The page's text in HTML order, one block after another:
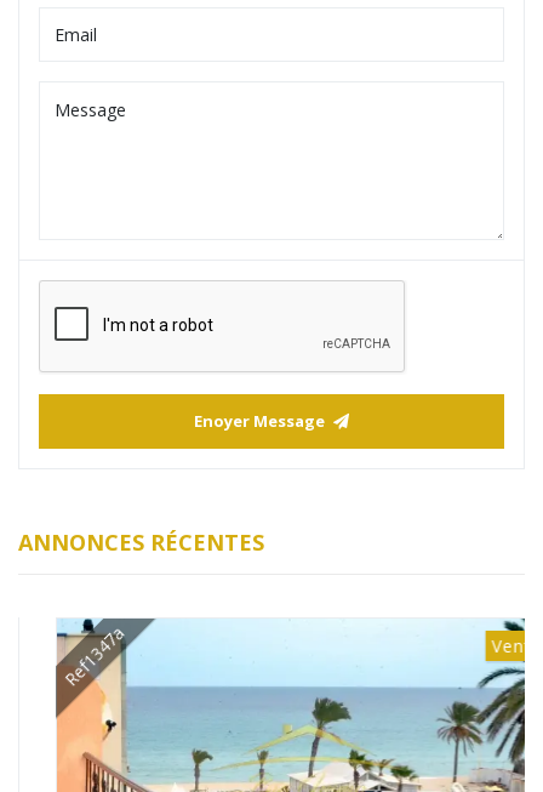
Enoyer Message
ANNONCES RÉCENTES
Ref1347a Vente